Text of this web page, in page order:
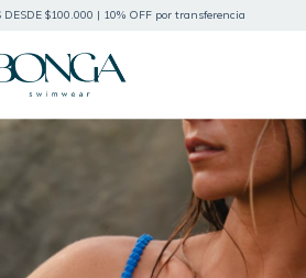
DESDE $100.000 | 10% OFF por transferencia